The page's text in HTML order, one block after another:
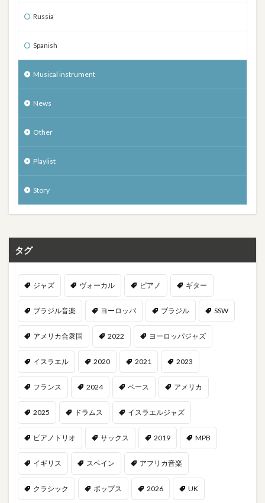
Russia
Spanish
Musical instrument
News
Other
Playlist
Story
タグ
ジャズ ヴォーカル ピアノ ギター
ブラジル音楽 ヨーロッパ ブラジル SSW
アメリカ合衆国 2022 ヨーロッパジャズ
イスラエル 2020 2021 2023
フランス 2024 ベース アメリカ
2025 ドラムス イスラエルジャズ
ピアノトリオ サックス 2019 MPB
イギリス スペイン アフリカ音楽
クラシック ポップス 2026 UK